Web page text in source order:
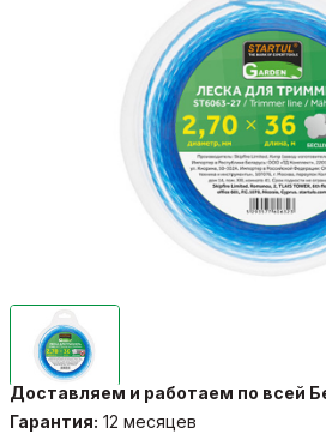
Доставляем и работаем по всей
Гарантия: 12 месяцев